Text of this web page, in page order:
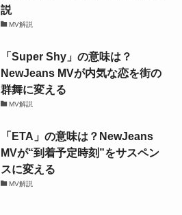
説
MV解説
「Super Shy」の意味は？
NewJeans MVが内気な恋を街の
群舞に変える
MV解説
「ETA」の意味は？NewJeans
MVが“到着予定時刻”をサスペン
スに変える
MV解説